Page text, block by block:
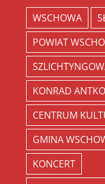
WSCHOWA
POWIAT
KONRAD
CENTRUM
GMINA
KONCERT